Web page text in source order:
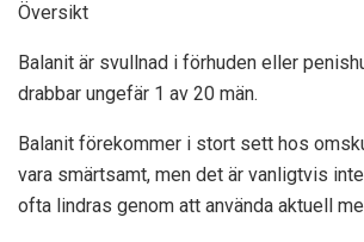
Översikt
Balanit är svullnad i förhuden eller
drabbar ungefär 1 av 20 män.
Balanit förekommer i stort sett hos
vara smärtsamt, men det är vanligtvis
ofta lindras genom att använda aktuell